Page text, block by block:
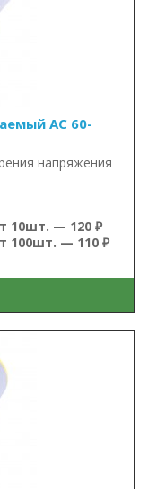
AC 60-
напряжения
10шт. — 120 ₽
100шт. — 110 ₽